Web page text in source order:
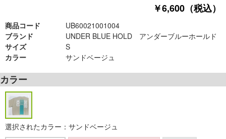
￥6,600（税込）
商品コード
UB60021001004
ブランド
UNDER BLUE HOLD アンダーブルーホールド
サイズ
S
カラー
サンドベージュ
カラー
選択されたカラー：サンドベージュ